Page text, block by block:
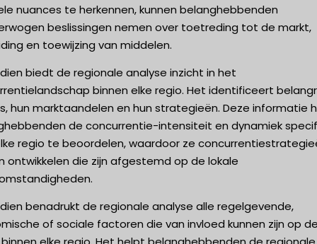
nuances te herkennen, kunnen belanghebbenden
beslissingen nemen over toetreding tot de markt,
en toewijzing van middelen.
biedt de regionale analyse inzicht in het
binnen elke regio. Het identificeert
hun marktaandelen en hun strategieën. Deze informatie
de concurrentie-intensiteit en dynamiek
regio te beoordelen, waardoor ze
ontwikkelen die zijn afgestemd op de lokale
benadrukt de regionale analyse alle regelgevende,
of sociale factoren die van invloed kunnen zijn op